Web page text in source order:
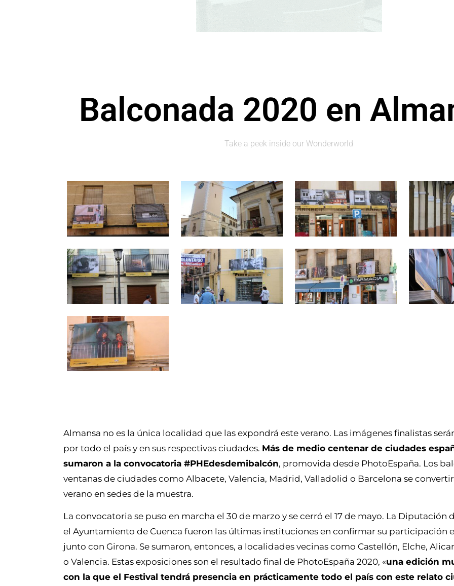
Balconada 2020 en
Take a peek inside our Wonderworld
Almansa no es la única localidad que las expondrá este verano. Las imágenes finalistas
por todo el país y en sus respectivas ciudades. Más de medio centenar de ciudades
sumaron a la convocatoria #PHEdesdemibalcón, promovida desde PhotoEspaña. Los
ventanas de ciudades como Albacete, Valencia, Madrid, Valladolid o Barcelona se
verano en sedes de la muestra.
La convocatoria se puso en marcha el 30 de marzo y se cerró el 17 de mayo. La Diputación
el Ayuntamiento de Cuenca fueron las últimas instituciones en confirmar su participación
junto con Girona. Se sumaron, entonces, a localidades vecinas como Castellón, Elche,
o Valencia. Estas exposiciones son el resultado final de PhotoEspaña 2020, «una edición
con la que el Festival tendrá presencia en prácticamente todo el país con este relato